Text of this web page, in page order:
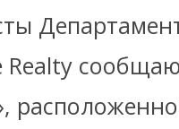
Realty